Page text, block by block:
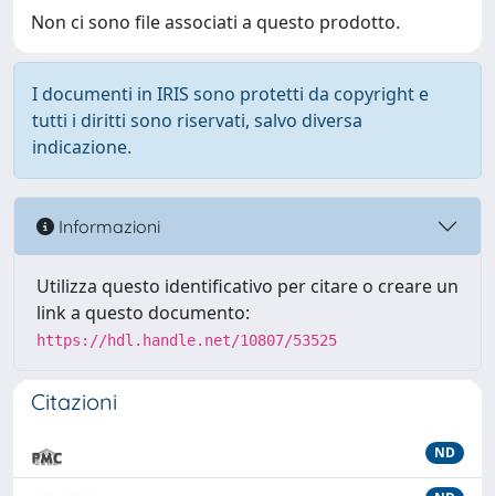
Non ci sono file associati a questo prodotto.
I documenti in IRIS sono protetti da copyright e
tutti i diritti sono riservati, salvo diversa
indicazione.
Informazioni
Utilizza questo identificativo per citare o creare un
link a questo documento:
https://hdl.handle.net/10807/53525
Citazioni
ND